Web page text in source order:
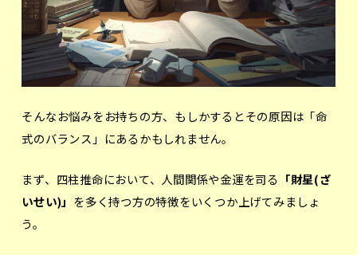
そんなお悩みをお持ちの方、もしかするとその原因は「命
式のバランス」にあるかもしれません。
まず、四柱推命において、人間関係や金運を司る 「財星(ざ
いせい)」 を多く持つ方の特徴をいくつか上げてみましょ
う。